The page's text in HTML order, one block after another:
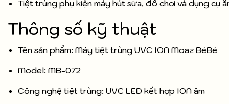
Tiệt trùng phụ kiện máy hút sữa, đồ chơi và dụng cụ
Thông số kỹ thuật
Tên sản phẩm: Máy tiệt trùng UVC ION Moaz BéBé
Model: MB-072
Công nghệ tiệt trùng: UVC LED kết hợp ION âm